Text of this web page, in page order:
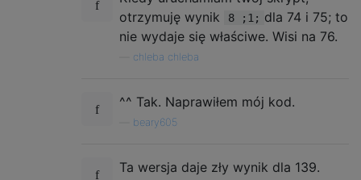
otrzymuję wynik
8 ;1; dla 74 i 75; to
nie wydaje się właściwe. Wisi na 76.
chleba chleba
^^ Tak. Naprawiłem mój kod.
beary605
Ta wersja daje zły wynik dla 139.